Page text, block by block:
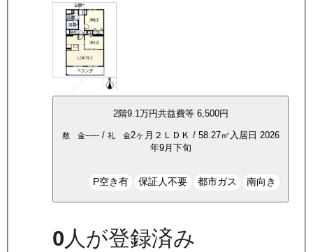
2階9.1万円共益費等 6,500円
敷 金-----/ 礼 金2ヶ月 ２ＬＤＫ / 58.27㎡ 入居日 2026
年9月下旬
P空き有 保証人不要 都市ガス 南向き
0人が登録済み